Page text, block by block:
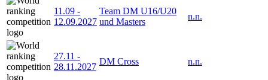
11.09 -
12.09.2027
Team DM U16/U20
und Masters
n.n.
27.11 -
28.11.2027
DM Cross n.n.